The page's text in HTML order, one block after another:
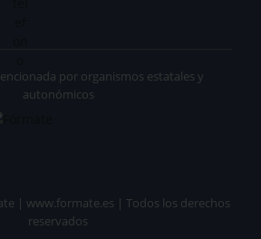
| www.formate.es | Todos los derechos
reservados
por organismos estatales y
autonómicos